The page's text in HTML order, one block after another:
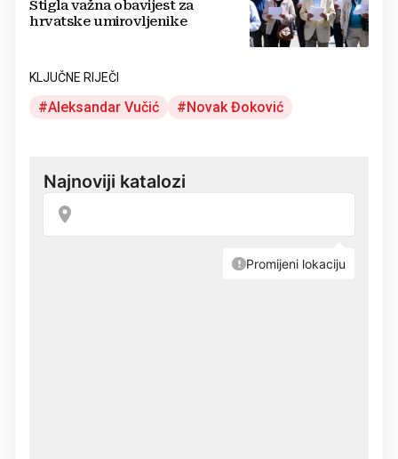
Stigla važna obavijest za
hrvatske umirovljenike
KLJUČNE RIJEČI
Aleksandar Vučić Novak Đoković